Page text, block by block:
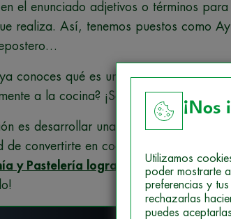
el enunciado adjetivos o términos
realiza. Así, tenemos puestos como
conoces qué es un cocinero o
a la cocina? ¡Saber es poder!
es desarrollar una actividad enfocada
de convertirte en cocinero/a profesional.
y Pastelería lograrás tu objetivo. No
Utilizamos
poder mostrarte
preferencias y
rechazarlas
puedes